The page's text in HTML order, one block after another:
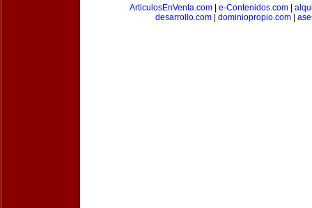
ArticulosEnVenta.com| e-Contenidos.com|
desarrollo.com| dominiopropio.com|